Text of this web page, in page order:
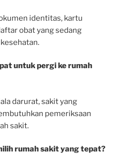
identitas, kartu
obat yang sedang
untuk pergi ke rumah
darurat, sakit yang
pemeriksaan
sakit.
rumah sakit yang tepat?